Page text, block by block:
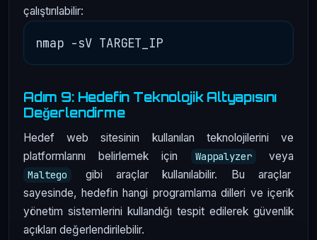
çalıştırılabilir:
Adım 9: Hedefin Teknolojik Altyapısını
Değerlendirme
Hedef web sitesinin kullanılan teknolojilerini ve
platformlarını belirlemek için
Wappalyzer veya
Maltego
gibi araçlar kullanılabilir. Bu araçlar
sayesinde, hedefin hangi programlama dilleri ve içerik
yönetim sistemlerini kullandığı tespit edilerek güvenlik
açıkları değerlendirilebilir.